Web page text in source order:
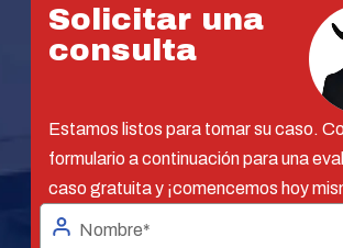
Solicitar una
consulta
Estamos listos para tomar su caso.
formulario a continuación para una
caso gratuita y ¡comencemos hoy